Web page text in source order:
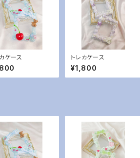
ケース トレカケース
¥1,800